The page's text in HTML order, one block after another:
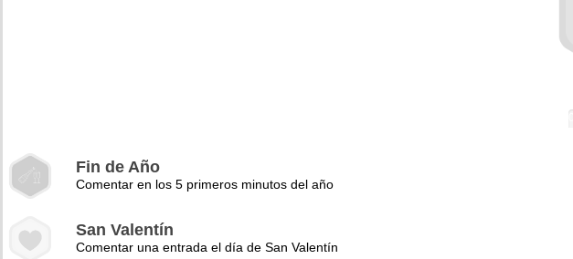
Fin de Año
Comentar en los 5 primeros minutos del año
San Valentín
Comentar una entrada el día de San Valentín